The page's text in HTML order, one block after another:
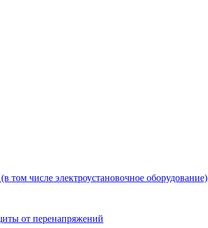
том числе электроустановочное оборудование)
от перенапряжений